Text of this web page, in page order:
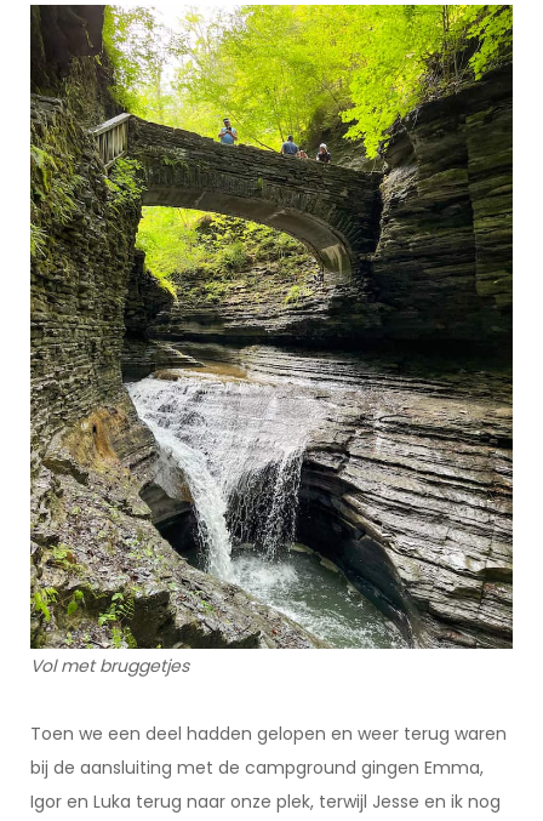
Vol met bruggetjes
Toen we een deel hadden gelopen en weer terug waren
bij de aansluiting met de campground gingen Emma,
Igor en Luka terug naar onze plek, terwijl Jesse en ik nog